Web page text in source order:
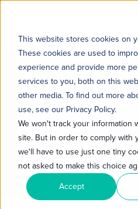
This website stores cookies on
These cookies are used to
experience and provide more
services to you, both on this
other media. To find out more
use, see our Privacy Policy.
We won't track your information
site. But in order to comply with
we'll have to use just one tiny
not asked to make this choice
Accept
COMO CRIAR UM
CORPORATIVO